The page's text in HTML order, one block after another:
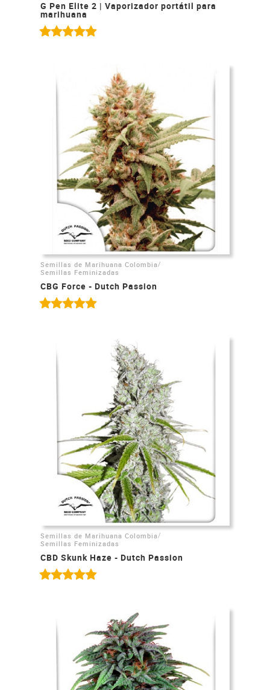
G Pen Elite 2 | Vaporizador portátil para
marihuana
Semillas de Marihuana Colombia /
Semillas Feminizadas
CBG Force - Dutch Passion
Semillas de Marihuana Colombia/
Semillas Feminizadas
CBD Skunk Haze - Dutch Passion